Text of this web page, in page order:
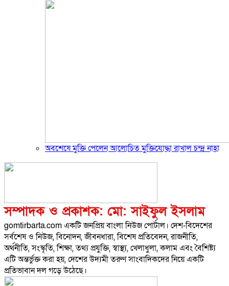
অবশেষে মুক্তি পেলেন আলোচিত মুক্তিযোদ্ধা রাখাল চন্দ্র নাহা
সম্পাদক ও প্রকাশক: মো: সাইফুল ইসলাম
gomtirbarta.com একটি জনপ্রিয় বাংলা নিউজ পোর্টাল। দেশ-বিদেশের
সর্বশেষ ও নিউজ, বিনোদন, জীবনধারা, বিশেষ প্রতিবেদন, রাজনীতি,
অর্থনীতি, সংস্কৃতি, শিক্ষা, তথ্য প্রযুক্তি, স্বাস্থ্য, খেলাধুলা, কলাম এবং বৈশিষ্ট্য
এটি অন্তর্ভুক্ত করা হয়, দেশের উদ্যমী তরুণ সাংবাদিকদের নিয়ে একটি
প্রতিভাবান দল গড়ে উঠেছে।